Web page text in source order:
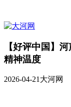
【好评中国】
精神温度
2026-04-21大河网